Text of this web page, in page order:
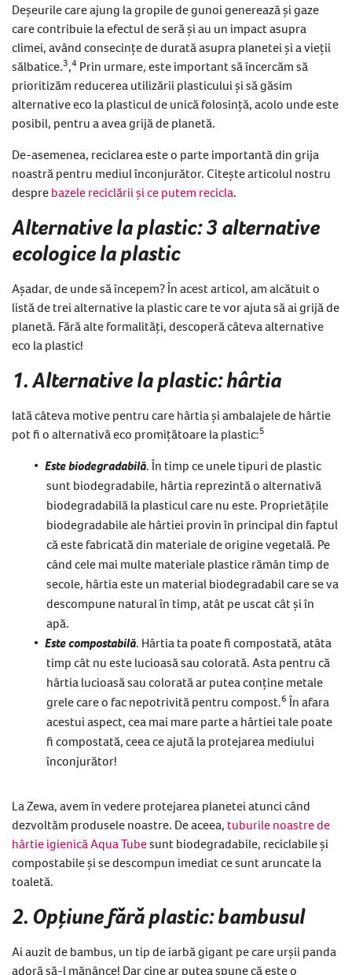
Deșeurile care ajung la gropile de gunoi generează și gaze
care contribuie la efectul de seră și au un impact asupra
climei, având consecințe de durată asupra planetei și a vieții
sălbatice.3,4 Prin urmare, este important să încercăm să
prioritizăm reducerea utilizării plasticului și să găsim
alternative eco la plasticul de unică folosință, acolo unde este
posibil, pentru a avea grijă de planetă.
De-asemenea, reciclarea este o parte importantă din grija
noastră pentru mediul înconjurător. Citește articolul nostru
despre bazele reciclării și ce putem recicla.
Alternative la plastic: 3 alternative
ecologice la plastic
Așadar, de unde să începem? În acest articol, am alcătuit o
listă de trei alternative la plastic care te vor ajuta să ai grijă de
planetă. Fără alte formalități, descoperă câteva alternative
eco la plastic!
1. Alternative la plastic: hârtia
Iată câteva motive pentru care hârtia și ambalajele de hârtie
pot fi o alternativă eco promițătoare la plastic:5
Este biodegradabilă. În timp ce unele tipuri de plastic
sunt biodegradabile, hârtia reprezintă o alternativă
biodegradabilă la plasticul care nu este. Proprietățile
biodegradabile ale hârtiei provin în principal din faptul
că este fabricată din materiale de origine vegetală. Pe
când cele mai multe materiale plastice rămân timp de
secole, hârtia este un material biodegradabil care se va
descompune natural în timp, atât pe uscat cât și în
apă.
Este compostabilă. Hârtia ta poate fi compostată, atâta
timp cât nu este lucioasă sau colorată. Asta pentru că
hârtia lucioasă sau colorată ar putea conține metale
grele care o fac nepotrivită pentru compost.6 În afara
acestui aspect, cea mai mare parte a hârtiei tale poate
fi compostată, ceea ce ajută la protejarea mediului
înconjurător!
La Zewa, avem în vedere protejarea planetei atunci când
dezvoltăm produsele noastre. De aceea, tuburile noastre de
hârtie igienică Aqua Tubesunt biodegradabile, reciclabile și
compostabile și se descompun imediat ce sunt aruncate la
toaletă.
2. Opțiune fără plastic: bambusul
Ai auzit de bambus, un tip de iarbă gigant pe care urșii panda
adoră să-l mănânce! Dar cine ar putea spune că este o